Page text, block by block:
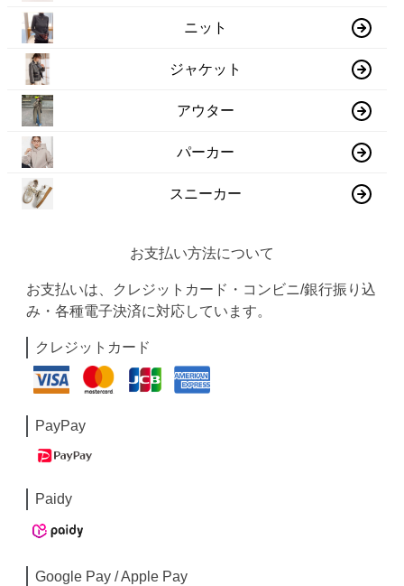
ニット
ジャケット
アウター
パーカー
スニーカー
お支払い方法について
お支払いは、クレジットカード・コンビニ/銀行振り込
み・各種電子決済に対応しています。
クレジットカード
PayPay
Paidy
Google Pay / Apple Pay